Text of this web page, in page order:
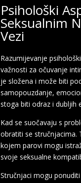
Psihološki
Seksualnim
Vezi
Razumijevanje
važnosti za očuvanje
je složena i može biti
samopouzdanje,
stoga biti odraz i dubljih
Kad se suočavaju s
obratiti se stručnjacima.
kojem parovi mogu
svoje seksualne
Stručnjaci mogu